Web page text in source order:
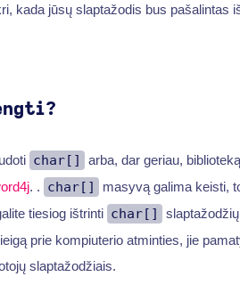
kada jūsų slaptažodis bus pašalintas
char[] arba, dar geriau,
. . char[]
masyvą galima keisti,
tiesiog ištrinti char[]
prie kompiuterio atminties, jie
slaptažodžiais.